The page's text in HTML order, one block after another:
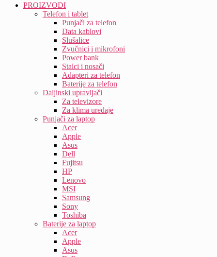
PROIZVODI
Telefon i tablet
Punjači za telefon
Data kablovi
Slušalice
Zvučnici i mikrofoni
Power bank
Stalci i nosači
Adapteri za telefon
Baterije za telefon
Daljinski upravljači
Za televizore
Za klima uređaje
Punjači za laptop
Acer
Apple
Asus
Dell
Fujitsu
HP
Lenovo
MSI
Samsung
Sony
Toshiba
Baterije za laptop
Acer
Apple
Asus